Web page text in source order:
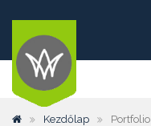
Kezdőlap Portfolio